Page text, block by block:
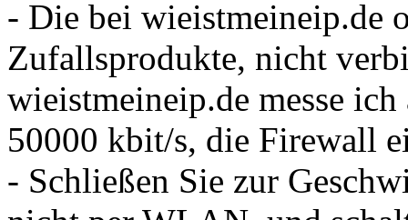
- Die bei wieistmeineip.de
Zufallsprodukte, nicht
wieistmeineip.de messe
50000 kbit/s, die Firewall
- Schließen Sie zur